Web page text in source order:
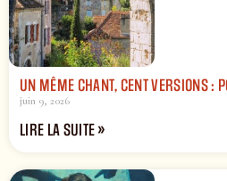
UN MÊME CHANT, CENT VERSIONS :
juin 9, 2026
LIRE LA SUITE »